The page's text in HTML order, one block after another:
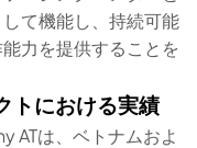
て機能し、持続可能
力を提供することを
トにおける実績
ATは、ベトナムおよ